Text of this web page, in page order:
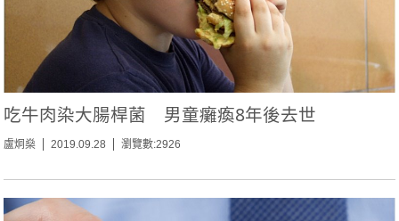
吃牛肉染大腸桿菌 男童癱瘓8年後去世
盧炯燊 2019.09.28 瀏覽數:2926